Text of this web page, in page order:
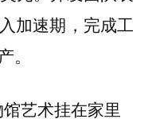
加速期，完成工
艺术挂在家里